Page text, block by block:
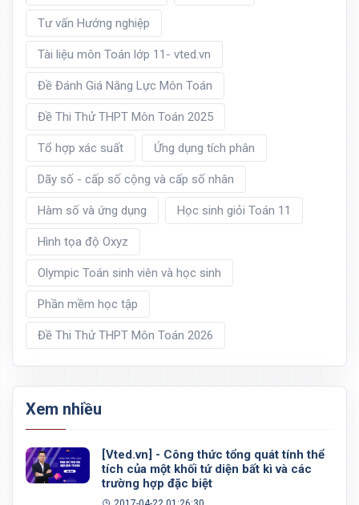
Tư vấn Hướng nghiệp
Tài liệu môn Toán lớp 11- vted.vn
Đề Đánh Giá Năng Lực Môn Toán
Đề Thi Thử THPT Môn Toán 2025
Tổ hợp xác suất Ứng dụng tích phân
Dãy số - cấp số cộng và cấp số nhân
Hàm số và ứng dụng Học sinh giỏi Toán 11
Hình tọa độ Oxyz
Olympic Toán sinh viên và học sinh
Phần mềm học tập
Đề Thi Thử THPT Môn Toán 2026
Xem nhiều
[Vted.vn] - Công thức tổng quát tính thể
tích của một khối tứ diện bất kì và các
trường hợp đặc biệt